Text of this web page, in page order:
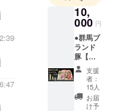
本全国の
方々に、非
日常的な空
間をお楽し
みいただ
き、また、
地元の肉や
野菜、それ
10,
000 円
●群馬ブ
ランド
豚【細
谷のま
る豚】
1キログ
ラム ●
お礼の
支援
者：
15人
お届
け予